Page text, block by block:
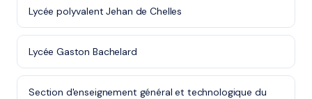
Lycée polyvalent Jehan de Chelles
Lycée Gaston Bachelard
Section d'enseignement général et technologique du